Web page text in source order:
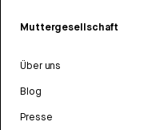
Muttergesellschaft
Über uns
Blog
Presse